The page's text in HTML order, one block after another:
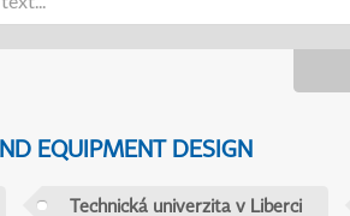
EQUIPMENT DESIGN
Technická univerzita v Liberci